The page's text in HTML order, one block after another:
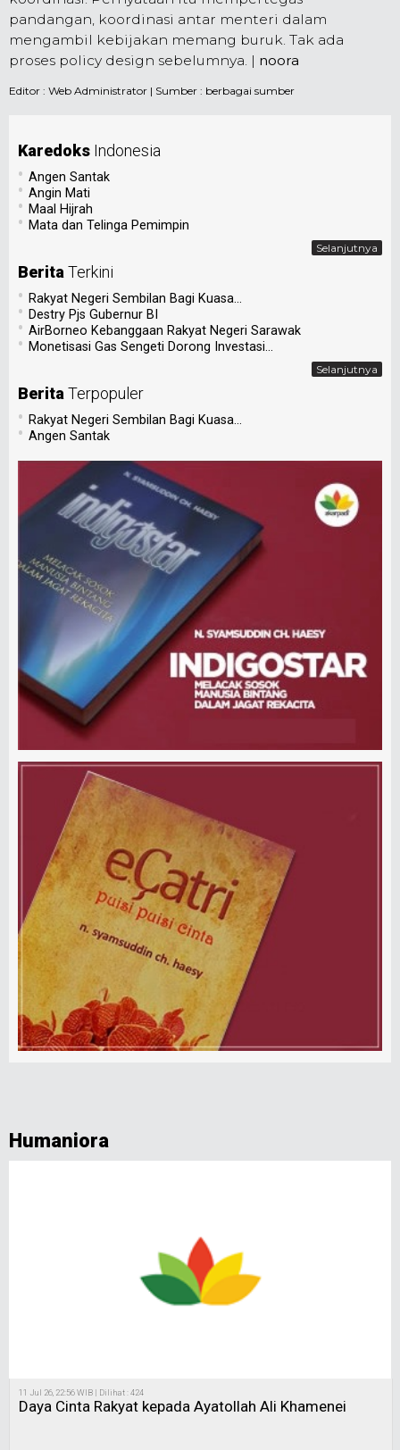
pandangan, koordinasi antar menteri dalam
mengambil kebijakan memang buruk. Tak ada
proses policy design sebelumnya. | noora
Editor : Web Administrator | Sumber : berbagai sumber
Karedoks Indonesia
• Angen Santak
• Angin Mati
• Maal Hijrah
• Mata dan Telinga Pemimpin
Selanjutnya
BeritaTerkini
• Rakyat Negeri Sembilan Bagi Kuasa...
• Destry Pjs Gubernur BI
• AirBorneo Kebanggaan Rakyat Negeri Sarawak
• Monetisasi Gas Sengeti Dorong Investasi...
Selanjutnya
BeritaTerpopuler
• Rakyat Negeri Sembilan Bagi Kuasa...
• Angen Santak
Humaniora
11 Jul 26, 22:56 WIB | Dilihat : 424
Daya Cinta Rakyat kepada Ayatollah Ali Khamenei